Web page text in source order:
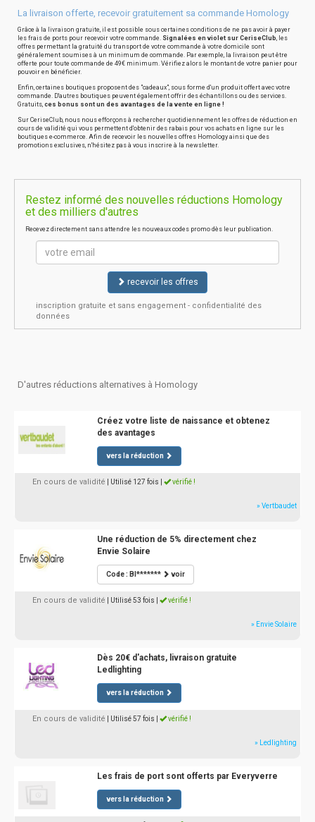
La livraison offerte, recevoir gratuitement sa commande Homology
Grâce à la livraison gratuite, il est possible sous certaines conditions de ne pas avoir à payer
les frais de ports pour recevoir votre commande. Signalées en violet sur CeriseClub, les
offres permettant la gratuité du transport de votre commande à votre domicile sont
généralement soumises à un minimum de commande. Par exemple, la livraison peut être
offerte pour toute commande de 49€ minimum. Vérifiez alors le montant de votre panier pour
pouvoir en bénéficier.
Enfin, certaines boutiques proposent des "cadeaux", sous forme d'un produit offert avec votre
commande. D'autres boutiques peuvent également offrir des échantillons ou des services.
Gratuits, ces bonus sont un des avantages de la vente en ligne !
Sur CeriseClub, nous nous efforçons à rechercher quotidiennement les offres de réduction en
cours de validité qui vous permettent d'obtenir des rabais pour vos achats en ligne sur les
boutiques e-commerce. Afin de recevoir les nouvelles offres Homology ainsi que des
promotions exclusives, n'hésitez pas à vous inscrire à la newsletter.
Restez informé des nouvelles réductions Homology
et des milliers d'autres
Recevez directement sans attendre les nouveaux codes promo dès leur publication.
recevoir les offres
inscription gratuite et sans engagement - confidentialité des
données
D'autres réductions alternatives à Homology
Créez votre liste de naissance et obtenez
des avantages
vers la réduction
En cours de validité | Utilisé 127 fois vérifié !
» Vertbaudet
Une réduction de 5% directement chez
Envie Solaire
Code : BI******* voir
En cours de validité | Utilisé 53 fois vérifié !
» Envie Solaire
Dès 20€ d'achats, livraison gratuite
Ledlighting
vers la réduction
En cours de validité | Utilisé 57 fois vérifié !
» Ledlighting
Les frais de port sont offerts par Everyverre
vers la réduction